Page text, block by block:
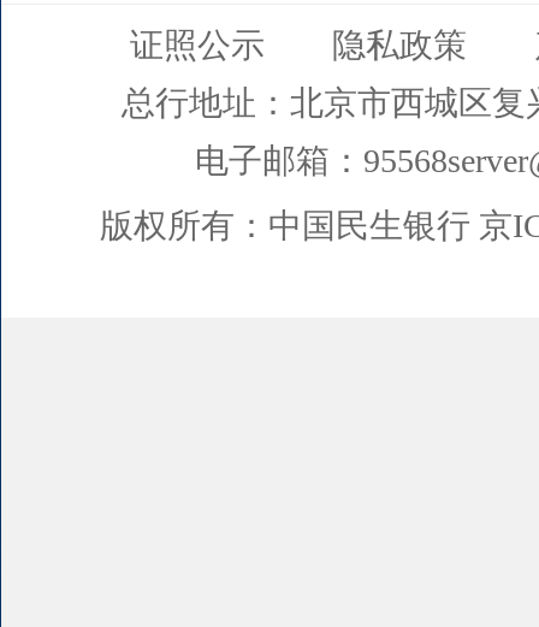
证照公示 隐私政策
总行地址：北京市西城区复
电子邮箱：
版权所有：中国民生银行 京